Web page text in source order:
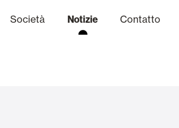
Società Notizie Contatto